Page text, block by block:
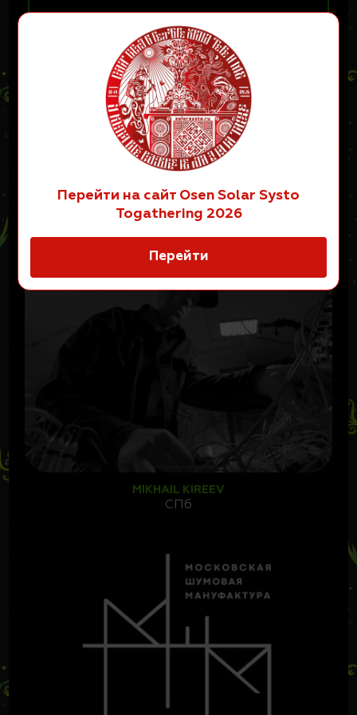
ТАКЖЕ НА ЭТОЙ СЦЕНЕ:
MIKHAIL KIREEV
СПб
Перейти на сайт Osen Solar Systo
Togathering 2026
Перейти